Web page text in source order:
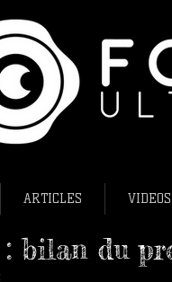
ARTICLES VIDEOS
: bilan du